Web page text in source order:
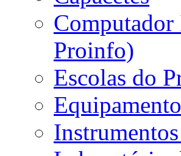
Proinfo)
Escolas do